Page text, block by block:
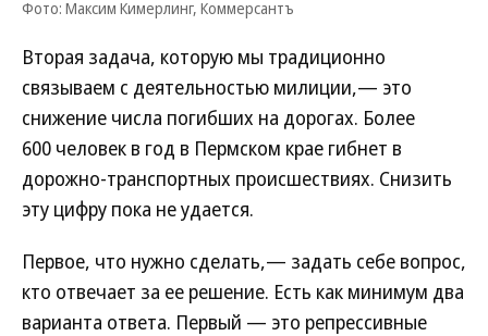
Фото: Максим Кимерлинг, Коммерсантъ
Вторая задача, которую мы традиционно
связываем с деятельностью милиции,— это
снижение числа погибших на дорогах. Более
600 человек в год в Пермском крае гибнет в
дорожно-транспортных происшествиях. Снизить
эту цифру пока не удается.
Первое, что нужно сделать,— задать себе вопрос,
кто отвечает за ее решение. Есть как минимум два
варианта ответа. Первый — это репрессивные